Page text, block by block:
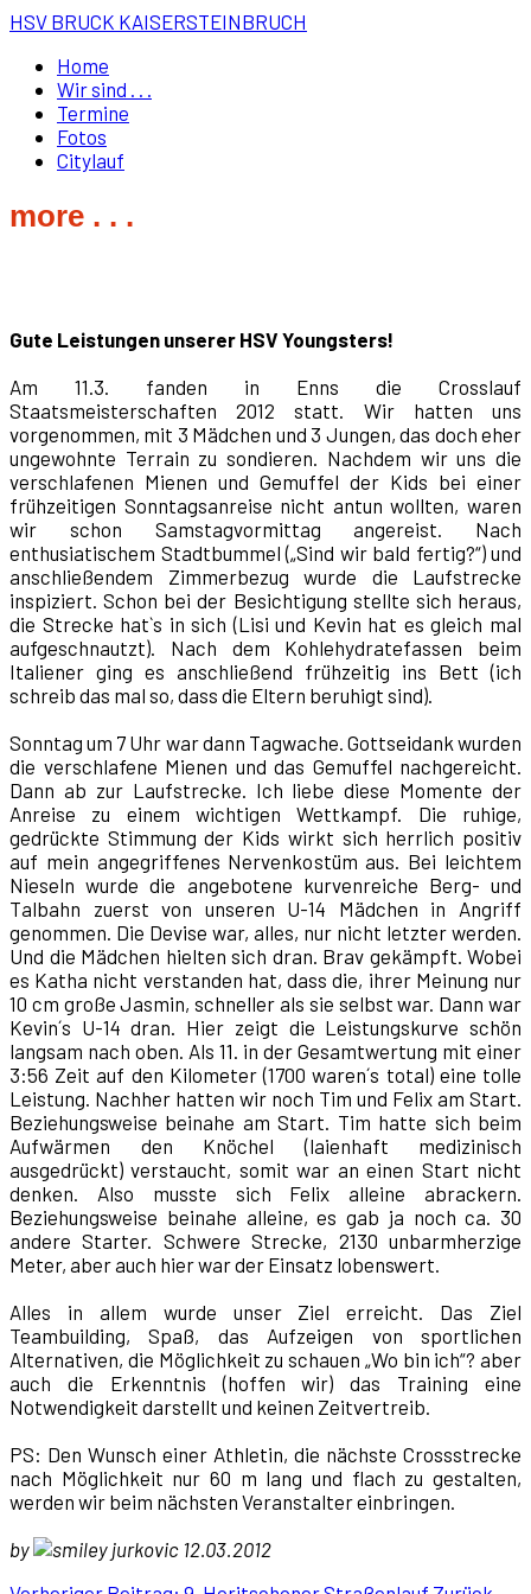
HSV BRUCK KAISERSTEINBRUCH
Home
Wir sind . . .
Termine
Fotos
Citylauf
more . . .
Gute Leistungen unserer HSV Youngsters!
Am 11.3. fanden in Enns die Crosslauf
Staatsmeisterschaften 2012 statt. Wir hatten uns
vorgenommen, mit 3 Mädchen und 3 Jungen, das doch eher
ungewohnte Terrain zu sondieren. Nachdem wir uns die
verschlafenen Mienen und Gemuffel der Kids bei einer
frühzeitigen Sonntagsanreise nicht antun wollten, waren
wir schon Samstagvormittag angereist. Nach
enthusiatischem Stadtbummel („Sind wir bald fertig?“) und
anschließendem Zimmerbezug wurde die Laufstrecke
inspiziert. Schon bei der Besichtigung stellte sich heraus,
die Strecke hat`s in sich (Lisi und Kevin hat es gleich mal
aufgeschnautzt). Nach dem Kohlehydratefassen beim
Italiener ging es anschließend frühzeitig ins Bett (ich
schreib das mal so, dass die Eltern beruhigt sind).
Sonntag um 7 Uhr war dann Tagwache. Gottseidank wurden
die verschlafene Mienen und das Gemuffel nachgereicht.
Dann ab zur Laufstrecke. Ich liebe diese Momente der
Anreise zu einem wichtigen Wettkampf. Die ruhige,
gedrückte Stimmung der Kids wirkt sich herrlich positiv
auf mein angegriffenes Nervenkostüm aus. Bei leichtem
Nieseln wurde die angebotene kurvenreiche Berg- und
Talbahn zuerst von unseren U-14 Mädchen in Angriff
genommen. Die Devise war, alles, nur nicht letzter werden.
Und die Mädchen hielten sich dran. Brav gekämpft. Wobei
es Katha nicht verstanden hat, dass die, ihrer Meinung nur
10 cm große Jasmin, schneller als sie selbst war. Dann war
Kevin´s U-14 dran. Hier zeigt die Leistungskurve schön
langsam nach oben. Als 11. in der Gesamtwertung mit einer
3:56 Zeit auf den Kilometer (1700 waren´s total) eine tolle
Leistung. Nachher hatten wir noch Tim und Felix am Start.
Beziehungsweise beinahe am Start. Tim hatte sich beim
Aufwärmen den Knöchel (laienhaft medizinisch
ausgedrückt) verstaucht, somit war an einen Start nicht
denken. Also musste sich Felix alleine abrackern.
Beziehungsweise beinahe alleine, es gab ja noch ca. 30
andere Starter. Schwere Strecke, 2130 unbarmherzige
Meter, aber auch hier war der Einsatz lobenswert.
Alles in allem wurde unser Ziel erreicht. Das Ziel
Teambuilding, Spaß, das Aufzeigen von sportlichen
Alternativen, die Möglichkeit zu schauen „Wo bin ich“? aber
auch die Erkenntnis (hoffen wir) das Training eine
Notwendigkeit darstellt und keinen Zeitvertreib.
PS: Den Wunsch einer Athletin, die nächste Crossstrecke
nach Möglichkeit nur 60 m lang und flach zu gestalten,
werden wir beim nächsten Veranstalter einbringen.
by
jurkovic 12.03.2012